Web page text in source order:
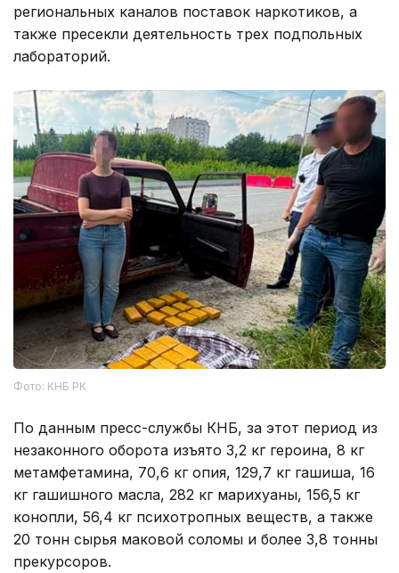
региональных каналов поставок наркотиков, а
также пресекли деятельность трех подпольных
лабораторий.
Фото: КНБ РК
По данным пресс-службы КНБ, за этот период из
незаконного оборота изъято 3,2 кг героина, 8 кг
метамфетамина, 70,6 кг опия, 129,7 кг гашиша, 16
кг гашишного масла, 282 кг марихуаны, 156,5 кг
конопли, 56,4 кг психотропных веществ, а также
20 тонн сырья маковой соломы и более 3,8 тонны
прекурсоров.